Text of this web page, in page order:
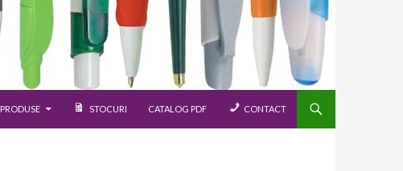
PRODUSE STOCURI CATALOG PDF CONTACT